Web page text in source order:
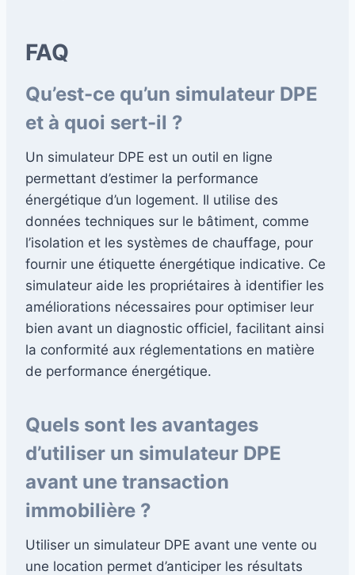
FAQ
Qu’est-ce qu’un simulateur DPE
et à quoi sert-il ?
Un simulateur DPE est un outil en ligne
permettant d’estimer la performance
énergétique d’un logement. Il utilise des
données techniques sur le bâtiment, comme
l’isolation et les systèmes de chauffage, pour
fournir une étiquette énergétique indicative. Ce
simulateur aide les propriétaires à identifier les
améliorations nécessaires pour optimiser leur
bien avant un diagnostic officiel, facilitant ainsi
la conformité aux réglementations en matière
de performance énergétique.
Quels sont les avantages
d’utiliser un simulateur DPE
avant une transaction
immobilière ?
Utiliser un simulateur DPE avant une vente ou
une location permet d’anticiper les résultats